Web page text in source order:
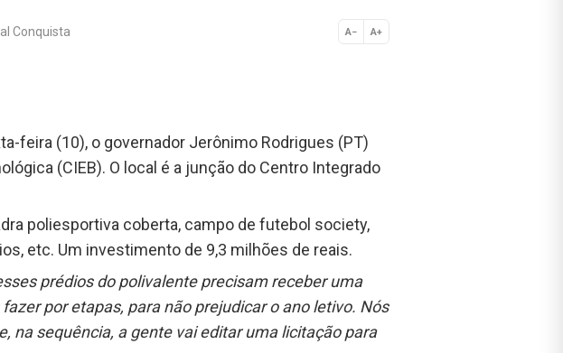
Conquista A− A+
Normal
feira (10), o governador Jerônimo Rodrigues (PT)
(CIEB). O local é a junção do Centro Integrado
poliesportiva coberta, campo de futebol society,
etc. Um investimento de 9,3 milhões de reais.
prédios do polivalente precisam receber uma
por etapas, para não prejudicar o ano letivo. Nós
na sequência, a gente vai editar uma licitação para